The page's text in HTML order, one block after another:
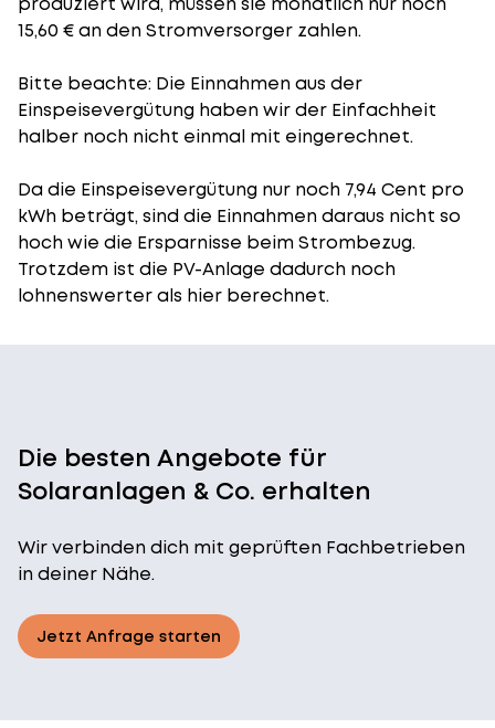
15,60 € an den Stromversorger zahlen.
Bitte beachte: Die Einnahmen aus der
Einspeisevergütung haben wir der Einfachheit
halber noch nicht einmal mit eingerechnet.
Da die Einspeisevergütung nur noch 7,94 Cent pro
kWh beträgt, sind die Einnahmen daraus nicht so
hoch wie die Ersparnisse beim Strombezug.
Trotzdem ist die PV-Anlage dadurch noch
lohnenswerter als hier berechnet.
Die besten Angebote für
Solaranlagen & Co. erhalten
Wir verbinden dich mit geprüften Fachbetrieben
in deiner Nähe.
Jetzt Anfrage starten